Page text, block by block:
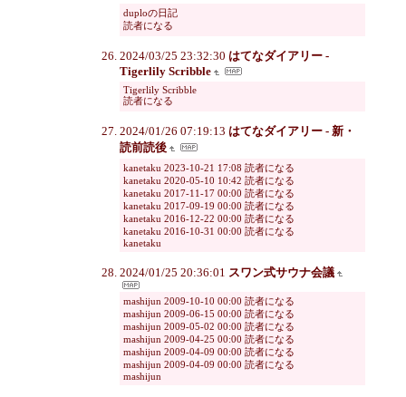
duploの日記
読者になる
2024/03/25 23:32:30 はてなダイアリー -
Tigerlily Scribble
Tigerlily Scribble
読者になる
2024/01/26 07:19:13 はてなダイアリー - 新・
読前読後
kanetaku 2023-10-21 17:08 読者になる
kanetaku 2020-05-10 10:42 読者になる
kanetaku 2017-11-17 00:00 読者になる
kanetaku 2017-09-19 00:00 読者になる
kanetaku 2016-12-22 00:00 読者になる
kanetaku 2016-10-31 00:00 読者になる
kanetaku
2024/01/25 20:36:01 スワン式サウナ会議
mashijun 2009-10-10 00:00 読者になる
mashijun 2009-06-15 00:00 読者になる
mashijun 2009-05-02 00:00 読者になる
mashijun 2009-04-25 00:00 読者になる
mashijun 2009-04-09 00:00 読者になる
mashijun 2009-04-09 00:00 読者になる
mashijun